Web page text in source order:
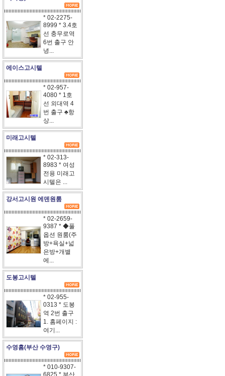
* 02-2275-
8999 * 3.4호
선 충무로역
6번 출구 안
녕...
에이스고시텔
* 02-957-
4080 * 1호
선 외대역 4
번 출구 ♣항
상...
미래고시텔
* 02-313-
8983 * 여성
전용 미래고
시텔은 ...
강서고시원 에덴원룸
* 02-2659-
9387 * ◆풀
옵션 원룸(주
방+욕실+넓
은방+개별
에...
도봉고시텔
* 02-955-
0313 * 도봉
역 2번 출구
1. 홈페이지 :
여기...
수영홈(부산 수영구)
* 010-9307-
6825 * 부산